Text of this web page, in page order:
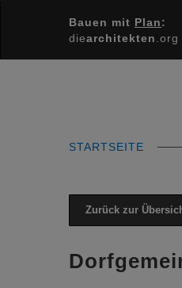
Bauen mit Plan:
diearchitekten .org
STARTSEITE
Zurück zur